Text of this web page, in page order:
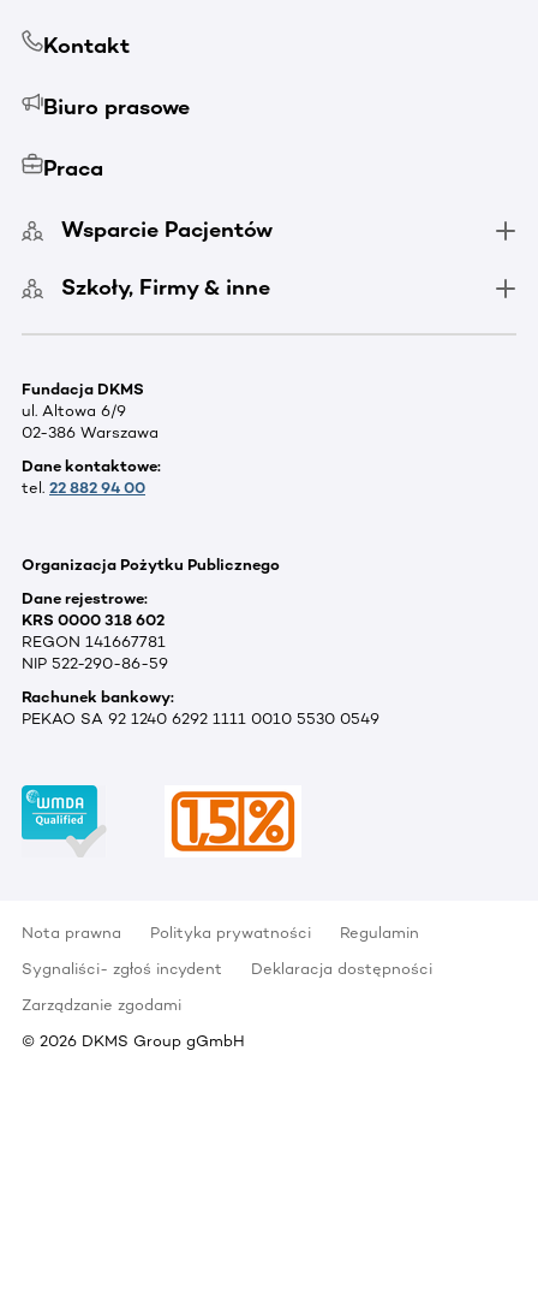
Kontakt
Biuro prasowe
Praca
Wsparcie Pacjentów
Szkoły, Firmy & inne
Fundacja DKMS
ul. Altowa 6/9
02-386 Warszawa
Dane kontaktowe:
tel. 22 882 94 00
Organizacja Pożytku Publicznego
Dane rejestrowe:
KRS 0000 318 602
REGON 141667781
NIP 522-290-86-59
Rachunek bankowy:
PEKAO SA 92 1240 6292 1111 0010 5530 0549
Nota prawna Polityka prywatności
Regulamin
Sygnaliści- zgłoś incydent
Deklaracja dostępności
Zarządzanie zgodami
© 2026 DKMS Group gGmbH